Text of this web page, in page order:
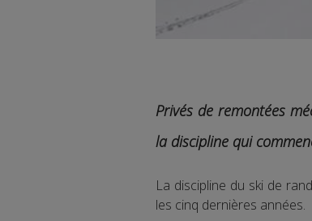
Privés de remontées
la discipline qui
La discipline du ski de
les cinq dernières années.